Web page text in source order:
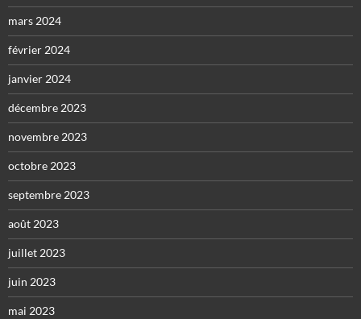
mars 2024
février 2024
janvier 2024
décembre 2023
novembre 2023
octobre 2023
septembre 2023
août 2023
juillet 2023
juin 2023
mai 2023